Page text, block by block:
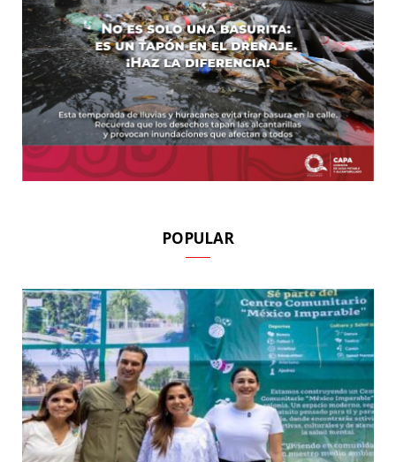
POPULAR